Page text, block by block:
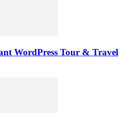
WordPress Tour & Travel